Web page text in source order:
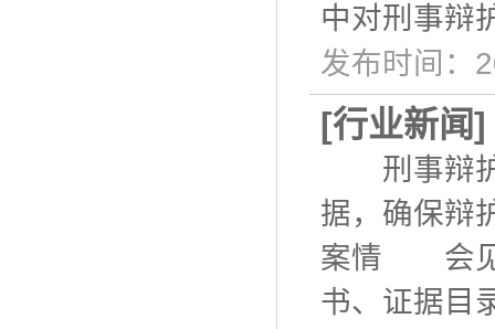
中对刑事
发布时间：
[行业新闻]
刑事辩护
据，确保
案情 会见
书、证据目